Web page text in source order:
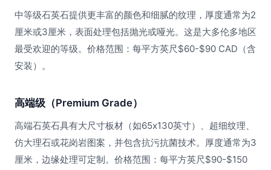
中等级石英石提供更丰富的颜色和细腻的纹理，厚度通常为2
厘米或3厘米，表面处理包括抛光或哑光。这是大多伦多地区
最受欢迎的等级。价格范围：每平方英尺$60-$90 CAD（含
安装）。
高端级（Premium Grade）
高端石英石具有大尺寸板材（如65x130英寸）、超细纹理、
仿大理石或花岗岩图案，并包含抗污抗菌技术。厚度通常为3
厘米，边缘处理可定制。价格范围：每平方英尺$90-$150